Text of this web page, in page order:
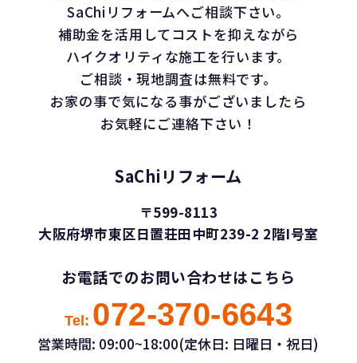
SaChiリフォームへご相談下さい。
補助金を活用してコストを抑えながら
ハイクオリティな施工を行います。
ご相談・現地調査は無料です。
お家の事で気になる事がございましたら
お気軽にご連絡下さい！
SaChiリフォーム
〒599-8113
大阪府堺市東区日置荘田中町239-2 2階I号室
お電話でのお問い合わせはこちら
Tel: 072-370-6643
営業時間: 09:00~18:00(定休日: 日曜日・祝日)